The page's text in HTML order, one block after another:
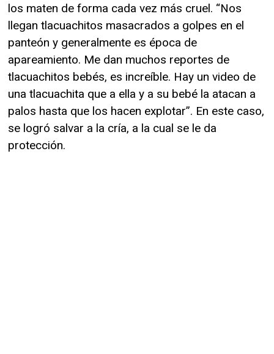
los maten de forma cada vez más cruel. “Nos
llegan tlacuachitos masacrados a golpes en el
panteón y generalmente es época de
apareamiento. Me dan muchos reportes de
tlacuachitos bebés, es increíble. Hay un video de
una tlacuachita que a ella y a su bebé la atacan a
palos hasta que los hacen explotar”. En este caso,
se logró salvar a la cría, a la cual se le da
protección.